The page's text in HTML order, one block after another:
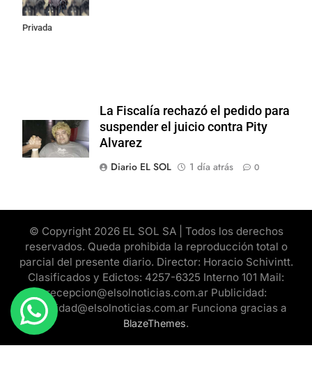
Propiedad
Privada
La Fiscalía rechazó el pedido para
suspender el juicio contra Pity
Alvarez
Diario EL SOL
1 día atrás 0
© Copyright 2026 EL SOL SA | Todos los derechos
reservados. Queda prohibida la reproducción total o
parcial del presente diario. Director: Horacio Schivintt.
Clasificados y Edictos: 4257-6325 Interno 101 Mail:
recepcion@elsolnoticias.com.ar Publicidad:
publicidad@elsolnoticias.com.ar Funciona gracias a
BlazeThemes.